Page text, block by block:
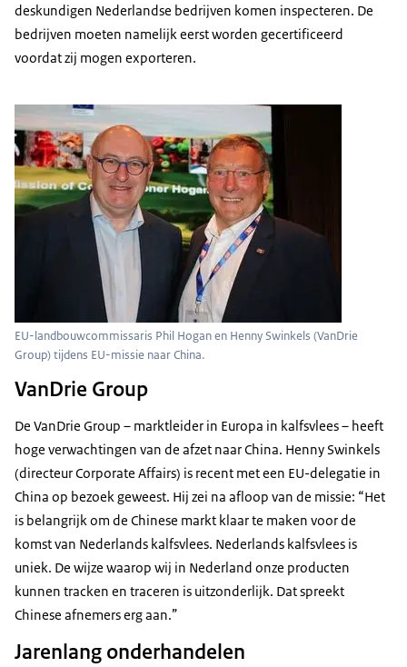
deskundigen Nederlandse bedrijven komen inspecteren. De
bedrijven moeten namelijk eerst worden gecertificeerd
voordat zij mogen exporteren.
EU-landbouwcommissaris Phil Hogan en Henny Swinkels (VanDrie
Group) tijdens EU-missie naar China.
VanDrie Group
De VanDrie Group – marktleider in Europa in kalfsvlees – heeft
hoge verwachtingen van de afzet naar China. Henny Swinkels
(directeur Corporate Affairs) is recent met een EU-delegatie in
China op bezoek geweest. Hij zei na afloop van de missie: “Het
is belangrijk om de Chinese markt klaar te maken voor de
komst van Nederlands kalfsvlees. Nederlands kalfsvlees is
uniek. De wijze waarop wij in Nederland onze producten
kunnen tracken en traceren is uitzonderlijk. Dat spreekt
Chinese afnemers erg aan.”
Jarenlang onderhandelen